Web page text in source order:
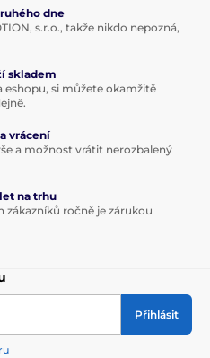
dne
s.r.o., takže nikdo nepozná,
skladem
eshopu, si můžete okamžitě
vrácení
a možnost vrátit nerozbalený
na trhu
zákazníků ročně je zárukou
Přihlásit